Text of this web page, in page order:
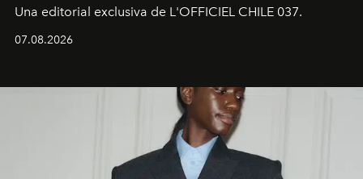
Una editorial exclusiva de L'OFFICIEL CHILE 037.
07.08.2026